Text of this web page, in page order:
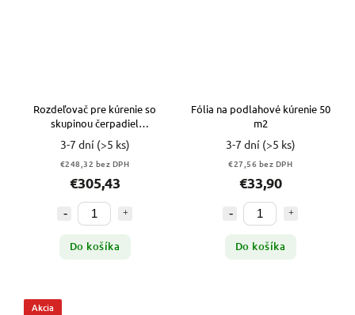
Rozdeľovač pre kúrenie so
skupinou čerpadiel
GRUNDFOS 3
3-7 dní (>5 ks)
€248,32 bez DPH
€305,43
Do košíka
Fólia na podlahové kúrenie 50
m2
3-7 dní (>5 ks)
€27,56 bez DPH
€33,90
Do košíka
Akcia